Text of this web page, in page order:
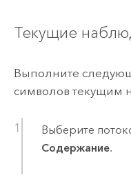
Текущие
Выполните
символов текущим
Выберите
Содержание.